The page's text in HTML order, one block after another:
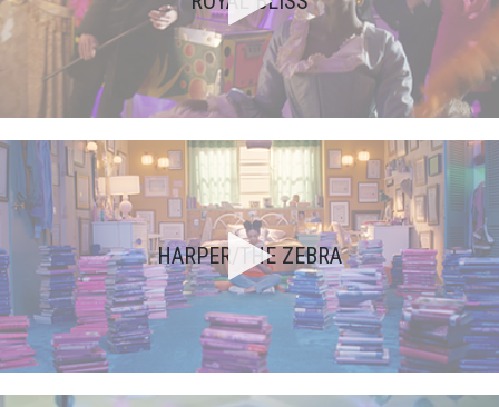
HARPER/THE ZEBRA